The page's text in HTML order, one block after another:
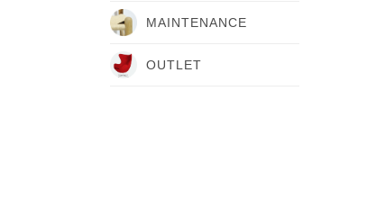
MAINTENANCE
OUTLET